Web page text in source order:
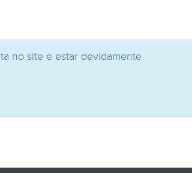
no site e estar devidamente